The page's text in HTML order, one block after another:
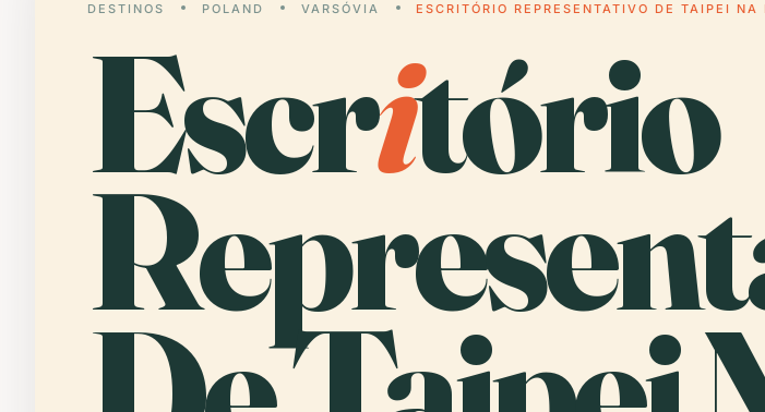
DESTINOS POLAND VARSÓVIA ESCRITÓRIO REPRESENTATIVO DE TAIPEI NA
Escritório